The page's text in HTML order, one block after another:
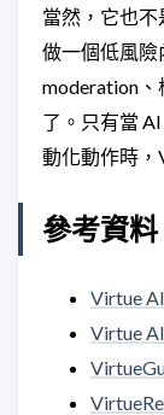
當然，它也
做一個低風險
moderation、
了。只有當
動化動作時，
參考資料
Virtue
Virtue